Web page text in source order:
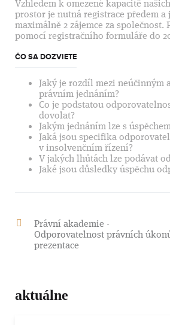
Vzhledem k omezené kapacitě
prostor je nutná registrace předem
maximálně 2 zájemce za společnost.
pomocí registračního formuláře do
ČO SA DOZVIETE
Jaký je rozdíl mezi neúčinným
právním jednáním?
Co je podstatou
dovolat?
Jakým jednáním lze s
Jaká jsou specifika
v insolvenčním řízení?
V jakých lhůtách lze podávat
Jaké jsou důsledky úspěchu
Právní akademie -
Odporovatelnost právních
prezentace
aktuálne